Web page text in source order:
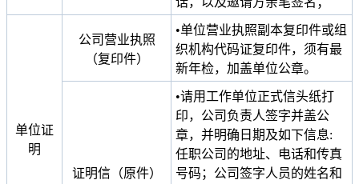
单位证
明
公司营业执照
（复印件）
•单位营业执照副本复印件或组
织机构代码证复印件，须有最
新年检，加盖单位公章。
证明信（原件）
•请用工作单位正式信头纸打
印，公司负责人签字并盖公
章，并明确日期及如下信息:
任职公司的地址、电话和传真
号码；公司签字人员的姓名和